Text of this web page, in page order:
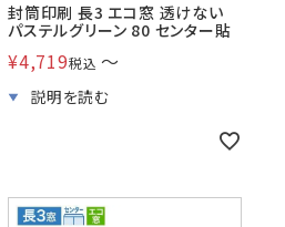
封筒印刷 長3 エコ窓 透けない
パステルグリーン 80 センター貼
¥4,719税込 〜